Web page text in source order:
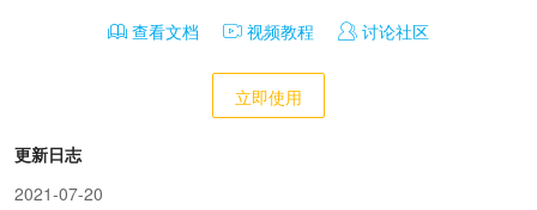
查看文档 视频教程 讨论社区
立即使用
更新日志
2021-07-20